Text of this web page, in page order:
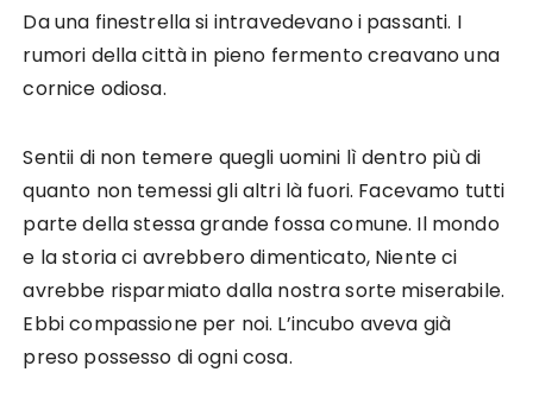
Da una finestrella si intravedevano i passanti. I
rumori della città in pieno fermento creavano una
cornice odiosa.
Sentii di non temere quegli uomini lì dentro più di
quanto non temessi gli altri là fuori. Facevamo tutti
parte della stessa grande fossa comune. Il mondo
e la storia ci avrebbero dimenticato, Niente ci
avrebbe risparmiato dalla nostra sorte miserabile.
Ebbi compassione per noi. L’incubo aveva già
preso possesso di ogni cosa.